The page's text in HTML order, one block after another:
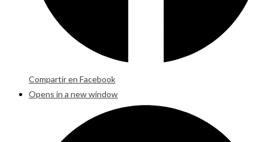
Compartir en Facebook
Opens in a new window